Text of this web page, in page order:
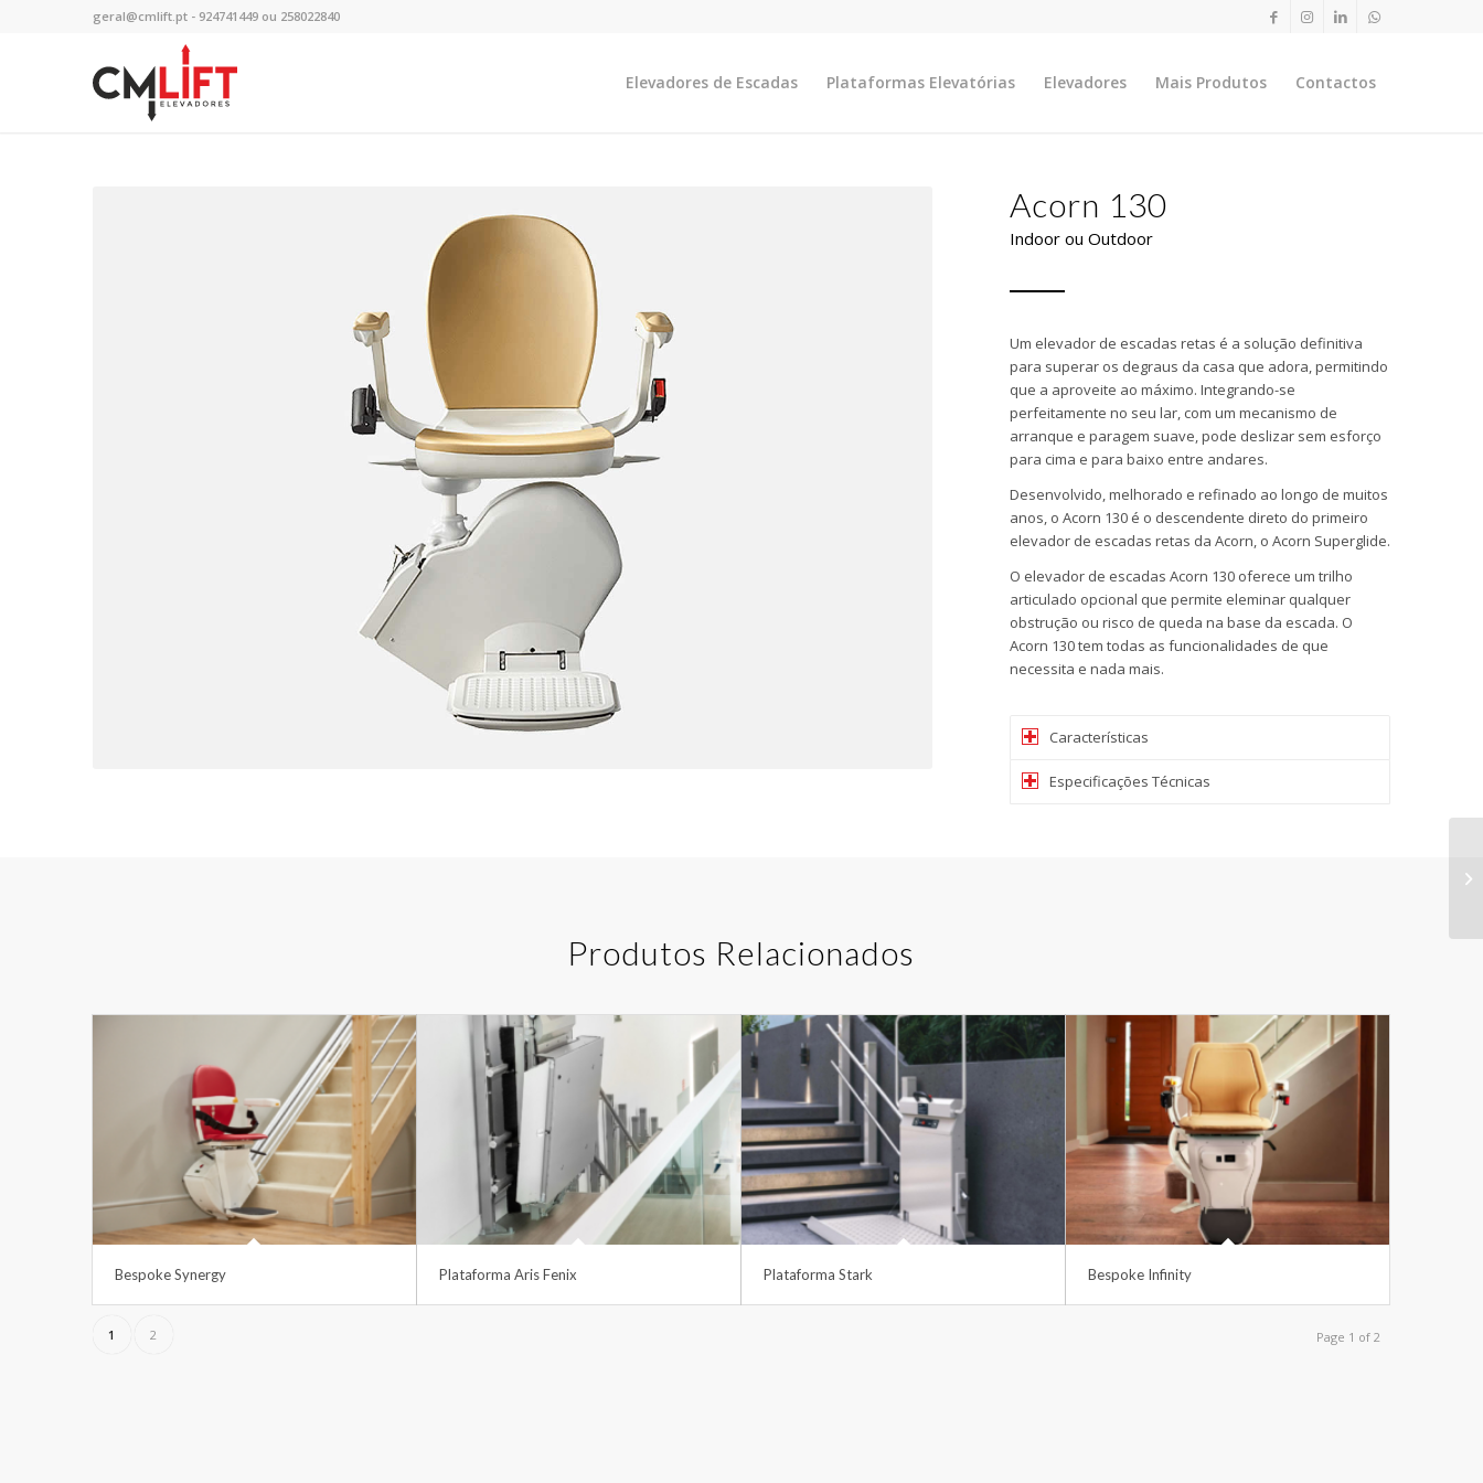
geral@cmlift.pt - 924741449 ou 258022840
Elevadores de Escadas Plataformas Elevatórias Elevadores Mais Produtos Contactos
Acorn 130
Indoor ou Outdoor
Um elevador de escadas retas é a solução definitiva
para superar os degraus da casa que adora, permitindo
que a aproveite ao máximo. Integrando-se
perfeitamente no seu lar, com um mecanismo de
arranque e paragem suave, pode deslizar sem esforço
para cima e para baixo entre andares.
Desenvolvido, melhorado e refinado ao longo de muitos
anos, o Acorn 130 é o descendente direto do primeiro
elevador de escadas retas da Acorn, o Acorn Superglide.
O elevador de escadas Acorn 130 oferece um trilho
articulado opcional que permite eleminar qualquer
obstrução ou risco de queda na base da escada. O
Acorn 130 tem todas as funcionalidades de que
necessita e nada mais.
Características
Especificações Técnicas
Produtos Relacionados
Bespoke Synergy Plataforma Aris Fenix Plataforma Stark Bespoke Infinity
Page 1 of 2
1 2